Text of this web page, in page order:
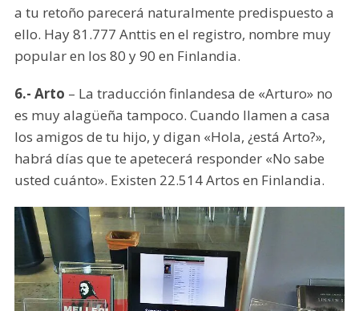
a tu retoño parecerá naturalmente predispuesto a
ello. Hay 81.777 Anttis en el registro, nombre muy
popular en los 80 y 90 en Finlandia.
6.- Arto – La traducción finlandesa de «Arturo» no
es muy alagüeña tampoco. Cuando llamen a casa
los amigos de tu hijo, y digan «Hola, ¿está Arto?»,
habrá días que te apetecerá responder «No sabe
usted cuánto». Existen 22.514 Artos en Finlandia.